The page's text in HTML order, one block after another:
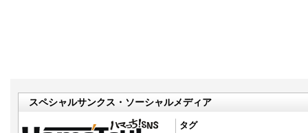
スペシャルサンクス・ソーシャルメディア
タグ